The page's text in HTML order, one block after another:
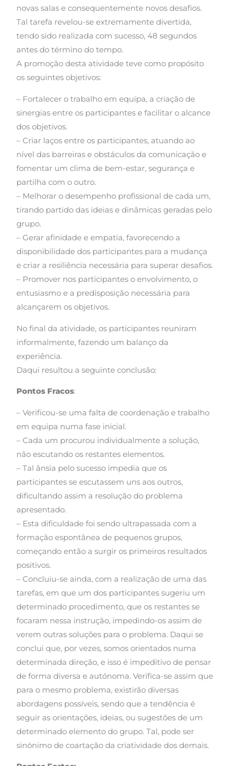
novas salas e consequentemente novos desafios.
Tal tarefa revelou-se extremamente divertida,
tendo sido realizada com sucesso, 48 segundos
antes do término do tempo.
A promoção desta atividade teve como propósito
os seguintes objetivos:
– Fortalecer o trabalho em equipa, a criação de
sinergias entre os participantes e facilitar o alcance
dos objetivos.
– Criar laços entre os participantes, atuando ao
nível das barreiras e obstáculos da comunicação e
fomentar um clima de bem-estar, segurança e
partilha com o outro.
– Melhorar o desempenho profissional de cada um,
tirando partido das ideias e dinâmicas geradas pelo
grupo.
– Gerar afinidade e empatia, favorecendo a
disponibilidade dos participantes para a mudança
e criar a resiliência necessária para superar desafios.
– Promover nos participantes o envolvimento, o
entusiasmo e a predisposição necessária para
alcançarem os objetivos.
No final da atividade, os participantes reuniram
informalmente, fazendo um balanço da
experiência.
Daqui resultou a seguinte conclusão:
Pontos Fracos:
– Verificou-se uma falta de coordenação e trabalho
em equipa numa fase inicial.
– Cada um procurou individualmente a solução,
não escutando os restantes elementos.
– Tal ânsia pelo sucesso impedia que os
participantes se escutassem uns aos outros,
dificultando assim a resolução do problema
apresentado.
– Esta dificuldade foi sendo ultrapassada com a
formação espontânea de pequenos grupos,
começando então a surgir os primeiros resultados
positivos.
– Concluiu-se ainda, com a realização de uma das
tarefas, em que um dos participantes sugeriu um
determinado procedimento, que os restantes se
focaram nessa instrução, impedindo-os assim de
verem outras soluções para o problema. Daqui se
conclui que, por vezes, somos orientados numa
determinada direção, e isso é impeditivo de pensar
de forma diversa e autónoma. Verifica-se assim que
para o mesmo problema, existirão diversas
abordagens possíveis, sendo que a tendência é
seguir as orientações, ideias, ou sugestões de um
determinado elemento do grupo. Tal, pode ser
sinónimo de coartação da criatividade dos demais.